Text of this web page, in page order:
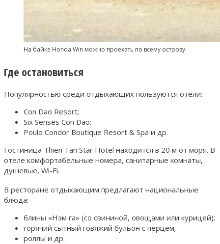
На байке Honda Win можно проехать по всему острову.
Где остановиться
Популярностью среди отдыхающих пользуются отели:
Con Dao Resort;
Six Senses Con Dao:
Poulo Condor Boutique Resort & Spa и др.
Гостиница Thien Tan Star Hotel находится в 20 м от моря. В
отеле комфортабельные номера, санитарные комнаты,
душевые, Wi-Fi.
В ресторане отдыхающим предлагают национальные
блюда:
блины «Нэм га» (со свининой, овощами или курицей);
горячий сытный говяжий бульон с перцем;
роллы и др.